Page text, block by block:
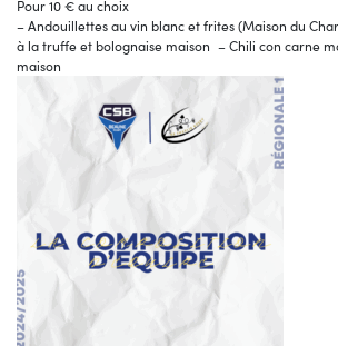
Pour 10 € au choix
– Andouillettes au vin blanc et frites (Maison du
à la truffe et bolognaise maison – Chili con carne
maison